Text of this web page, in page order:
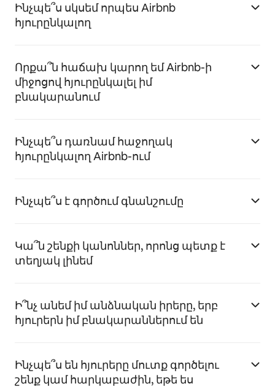
Ինչպե՞ս սկսեմ որպես Airbnb
հյուրընկալող
Որքա՞ն հաճախ կարող եմ Airbnb-ի
միջոցով հյուրընկալել իմ
բնակարանում
Ինչպե՞ս դառնամ հաջողակ
հյուրընկալող Airbnb-ում
Ինչպե՞ս է գործում գնանշումը
Կա՞ն շենքի կանոններ, որոնց պետք է
տեղյակ լինեմ
Ի՞նչ անեմ իմ անձնական իրերը, երբ
հյուրերն իմ բնակարաններում են
Ինչպե՞ս են հյուրերը մուտք գործելու
շենք կամ հարկաբաժին, եթե ես